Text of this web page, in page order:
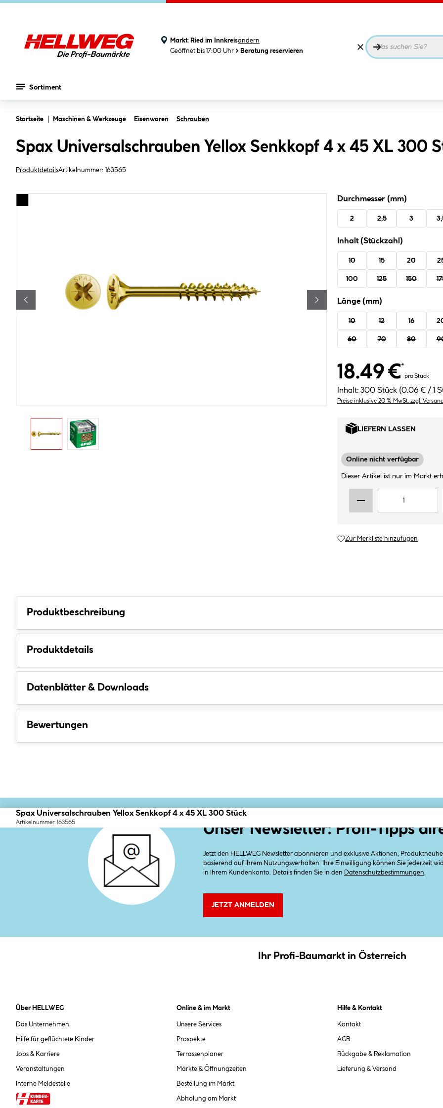
Markt: Ried im Innkreisändern
Geöffnet bis 17:00 Uhr
Beratung reservieren
Sortiment
Startseite Maschinen & Werkzeuge Eisenwaren Schrauben
Spax Universalschrauben Yellox Senkkopf 4 x 45 XL 300
ProduktdetailsArtikelnummer: 163565
Durchmesser (mm)
2 2,5 3
Inhalt (Stückzahl)
10 15 20
100 125 150
Länge (mm)
10 12 16
60 70 80
18.49 €*
pro Stück
Inhalt: 300 Stück (0.06 € / 1
Preise inklusive 20 % MwSt. zzgl.
LIEFERN LASSEN
Online nicht verfügbar
Dieser Artikel ist nur im Markt
Zur Merkliste hinzufügen
Produktbeschreibung
Produktdetails
Datenblätter & Downloads
Bewertungen
Spax Universalschrauben Yellox Senkkopf 4 x 45 XL 300 Stück
Artikelnummer: 163565 Unser Newsletter: Profi-Tipps
Jetzt den HELLWEG Newsletter abonnieren und exklusive Aktionen,
basierend auf Ihrem Nutzungsverhalten. Ihre Einwilligung können Sie jederzeit
in Ihrem Kundenkonto. Details finden Sie in den
Datenschutzbestimmungen
JETZT ANMELDEN
Ihr Profi-Baumarkt in Österreich
Über HELLWEG
Das Unternehmen
Hilfe für geflüchtete Kinder
Jobs & Karriere
Veranstaltungen
Interne Meldestelle
Online & im Markt
Unsere Services
Prospekte
Terrassenplaner
Märkte & Öffnungzeiten
Bestellung im Markt
Abholung am Markt
Hilfe & Kontakt
Kontakt
AGB
Rückgabe & Reklamation
Lieferung & Versand